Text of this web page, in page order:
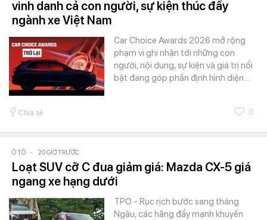
vinh danh cả con người, sự kiện thúc đẩy
ngành xe Việt Nam
Car Choice Awards 2026 mở rộng
phạm vi ghi nhận tới những con
người, nội dung, sự kiện và giá trị nổi
bật đang góp phần định hình diện…
Chia sẻ 0
Ô TÔ - 20 GIỜ TRƯỚC
Loạt SUV cỡ C đua giảm giá: Mazda CX-5 giá
ngang xe hạng dưới
TPO - Rục rịch bước sang tháng
Ngâu, các hãng đẩy mạnh khuyến